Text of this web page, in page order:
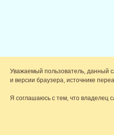
Уважаемый пользователь, данный
и версии браузера, источнике
Я соглашаюсь с тем, что владелец